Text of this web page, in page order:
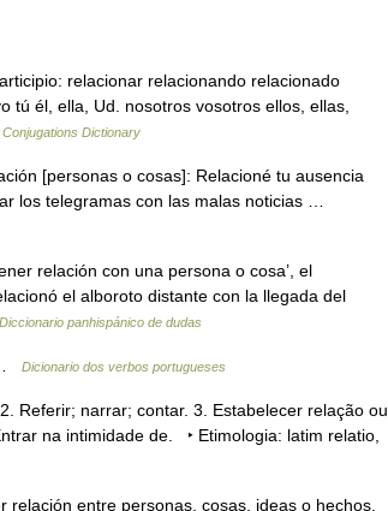
relacionar relacionando relacionado
él, ella, Ud. nosotros vosotros ellos, ellas,
Dictionary
[personas o cosas]: Relacioné tu ausencia
los telegramas con las malas noticias …
relación con una persona o cosa’, el
el alboroto distante con la llegada del
Diccionario panhispánico de dudas
Dicionario dos verbos portugueses
Referir; narrar; contar. 3. Estabelecer relação ou
na intimidade de. ‣ Etimologia: latim relatio,
entre personas, cosas, ideas o hechos.